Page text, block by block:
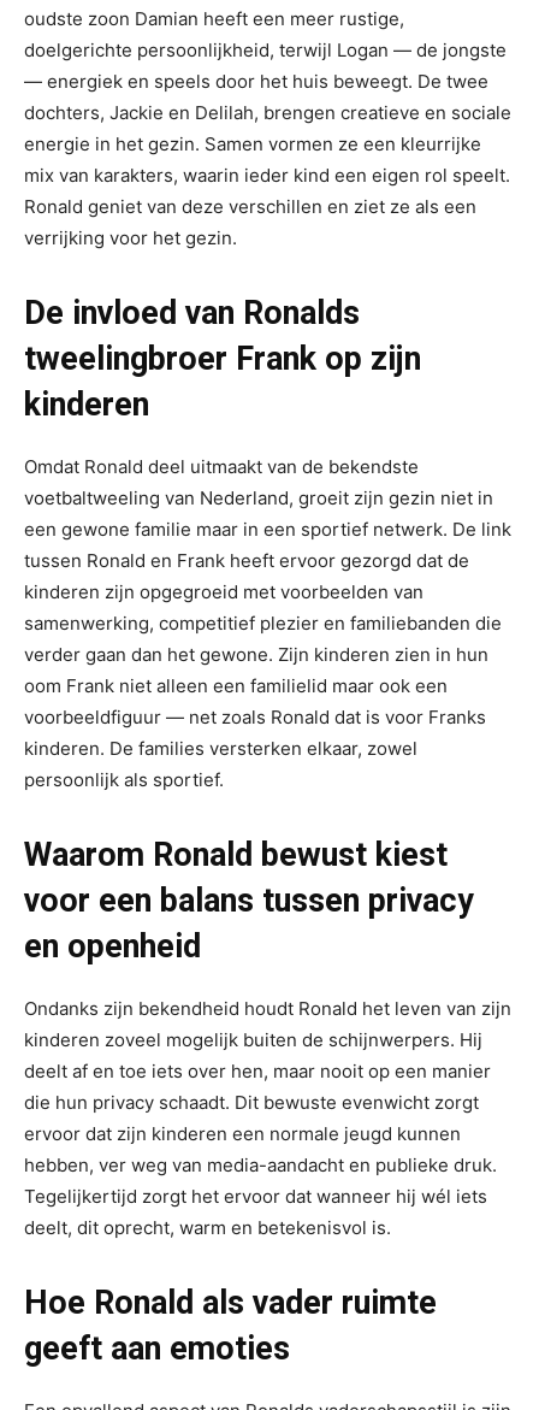
oudste zoon Damian heeft een meer rustige,
doelgerichte persoonlijkheid, terwijl Logan — de jongste
— energiek en speels door het huis beweegt. De twee
dochters, Jackie en Delilah, brengen creatieve en sociale
energie in het gezin. Samen vormen ze een kleurrijke
mix van karakters, waarin ieder kind een eigen rol speelt.
Ronald geniet van deze verschillen en ziet ze als een
verrijking voor het gezin.
De invloed van Ronalds
tweelingbroer Frank op zijn
kinderen
Omdat Ronald deel uitmaakt van de bekendste
voetbaltweeling van Nederland, groeit zijn gezin niet in
een gewone familie maar in een sportief netwerk. De link
tussen Ronald en Frank heeft ervoor gezorgd dat de
kinderen zijn opgegroeid met voorbeelden van
samenwerking, competitief plezier en familiebanden die
verder gaan dan het gewone. Zijn kinderen zien in hun
oom Frank niet alleen een familielid maar ook een
voorbeeldfiguur — net zoals Ronald dat is voor Franks
kinderen. De families versterken elkaar, zowel
persoonlijk als sportief.
Waarom Ronald bewust kiest
voor een balans tussen privacy
en openheid
Ondanks zijn bekendheid houdt Ronald het leven van zijn
kinderen zoveel mogelijk buiten de schijnwerpers. Hij
deelt af en toe iets over hen, maar nooit op een manier
die hun privacy schaadt. Dit bewuste evenwicht zorgt
ervoor dat zijn kinderen een normale jeugd kunnen
hebben, ver weg van media-aandacht en publieke druk.
Tegelijkertijd zorgt het ervoor dat wanneer hij wél iets
deelt, dit oprecht, warm en betekenisvol is.
Hoe Ronald als vader ruimte
geeft aan emoties